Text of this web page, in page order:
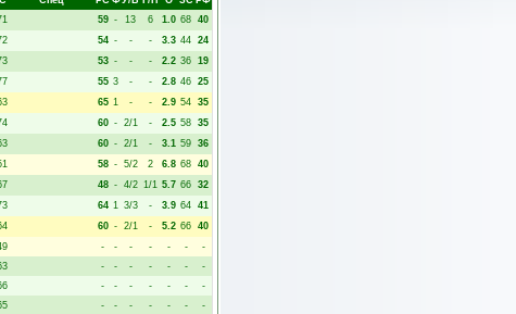
59 - 13 6 1.0 68 40
54 - - - 3.3 44 24
53 - - - 2.2 36 19
55 3 - - 2.8 46 25
65 1 - - 2.9 54 35
60 - 2/1 - 2.5 58 35
60 - 2/1 - 3.1 59 36
58 - 5/2 2 6.8 68 40
48 - 4/2 1/1 5.7 66 32
64 1 3/3 - 3.9 64 41
60 - 2/1 - 5.2 66 40
- - - - - -
-
- - - - - -
-
- - - - - -
-
- - - - - -
-